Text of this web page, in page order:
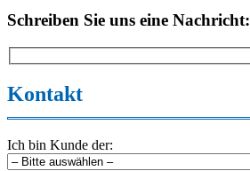
Schreiben Sie uns eine Nachricht:
Kontakt
Ich bin Kunde der: